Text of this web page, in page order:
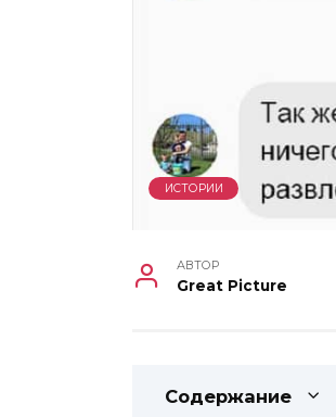
ИСТОРИИ
АВТОР
Great Picture
Содержание